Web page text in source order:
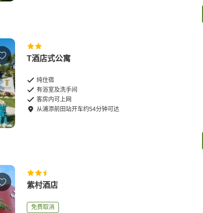
T酒店式公寓
纯住宿
有浴室及洗手间
客房内可上网
从浦添前田站开车约54分钟可达
紫村酒店
免费取消